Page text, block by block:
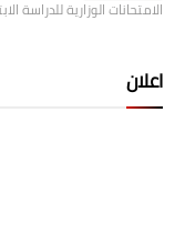
الامتحانات الوزارية للدراسة
اعلان